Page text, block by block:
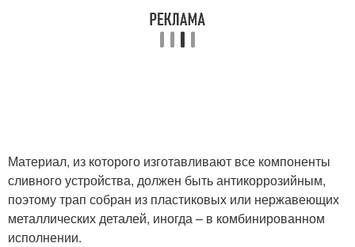
Материал, из которого изготавливают все компоненты
сливного устройства, должен быть антикоррозийным,
поэтому трап собран из пластиковых или нержавеющих
металлических деталей, иногда – в комбинированном
исполнении.